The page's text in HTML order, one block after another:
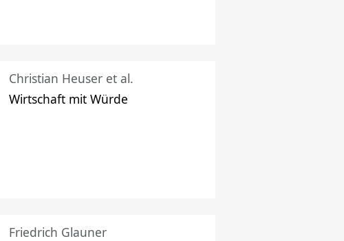
Christian Heuser et al.
Wirtschaft mit Würde
Friedrich Glauner